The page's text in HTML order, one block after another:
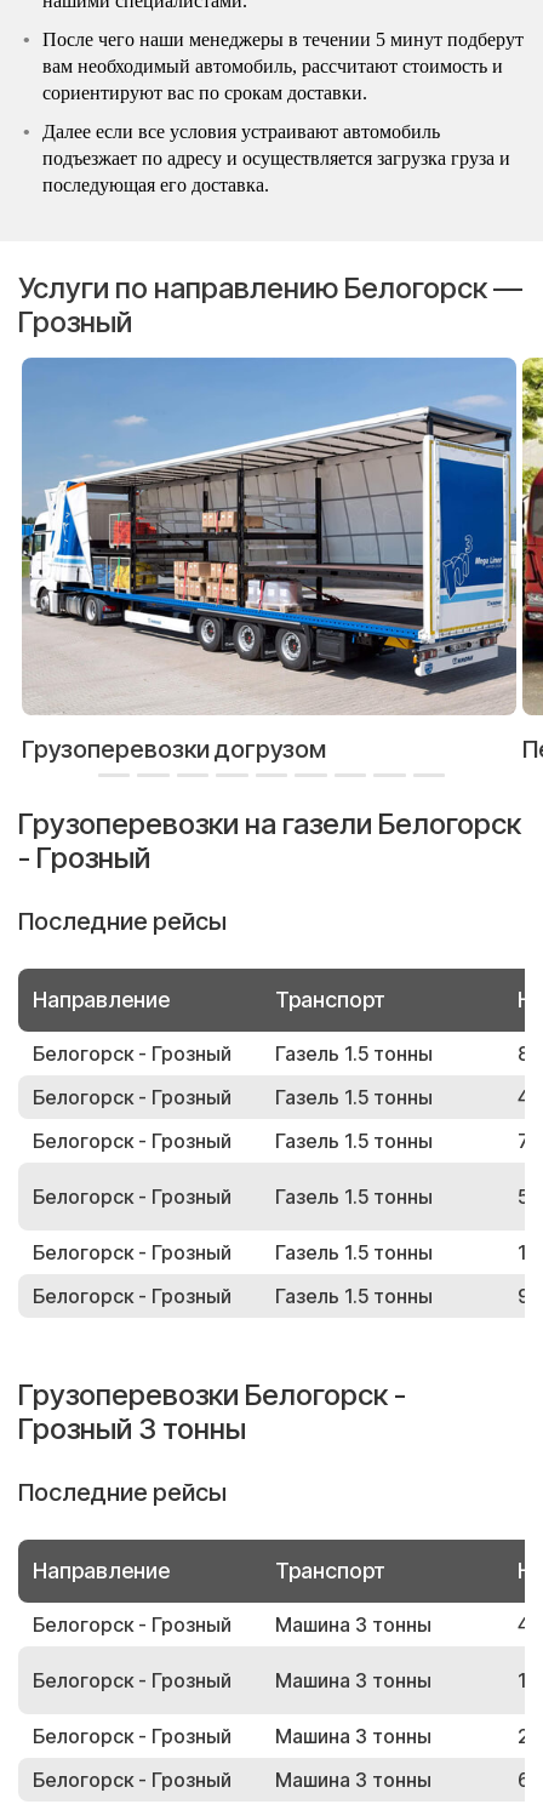
После чего наши менеджеры в течении 5 минут подберут
вам необходимый автомобиль, рассчитают стоимость и
сориентируют вас по срокам доставки.
Далее если все условия устраивают автомобиль
подъезжает по адресу и осуществляется загрузка груза и
последующая его доставка.
Услуги по направлению Белогорск —
Грозный
Грузоперевозки догрузом
Грузоперевозки на газели Белогорск
- Грозный
Последние рейсы
Направление Транспорт
Белогорск - Грозный Газель 1.5 тонны
Белогорск - Грозный
Газель 1.5 тонны
Белогорск - Грозный
Газель 1.5 тонны
Белогорск - Грозный Газель 1.5 тонны
Белогорск - Грозный Газель 1.5 тонны
Белогорск - Грозный
Газель 1.5 тонны
Грузоперевозки Белогорск -
Грозный 3 тонны
Последние рейсы
Направление Транспорт
Белогорск - Грозный Машина 3 тонны
Белогорск - Грозный Машина 3 тонны
Белогорск - Грозный Машина 3 тонны
Белогорск - Грозный
Машина 3 тонны